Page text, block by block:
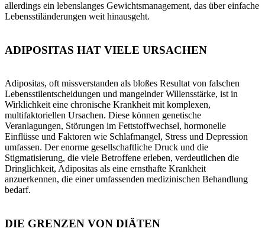
allerdings ein lebenslanges Gewichtsmanagement, das über einfache
Lebensstiländerungen weit hinausgeht.
ADIPOSITAS HAT VIELE URSACHEN
Adipositas, oft missverstanden als bloßes Resultat von falschen
Lebensstilentscheidungen und mangelnder Willensstärke, ist in
Wirklichkeit eine chronische Krankheit mit komplexen,
multifaktoriellen Ursachen. Diese können genetische
Veranlagungen, Störungen im Fettstoffwechsel, hormonelle
Einflüsse und Faktoren wie Schlafmangel, Stress und Depression
umfassen. Der enorme gesellschaftliche Druck und die
Stigmatisierung, die viele Betroffene erleben, verdeutlichen die
Dringlichkeit, Adipositas als eine ernsthafte Krankheit
anzuerkennen, die einer umfassenden medizinischen Behandlung
bedarf.
DIE GRENZEN VON DIÄTEN